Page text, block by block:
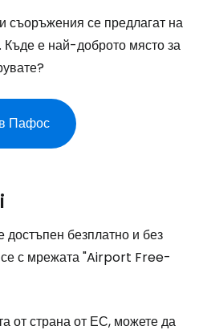
съоръжения се предлагат на
е най-доброто място за
Пафос
достъпен безплатно и без
с мрежата "Airport Free-
от страна от ЕС, можете да